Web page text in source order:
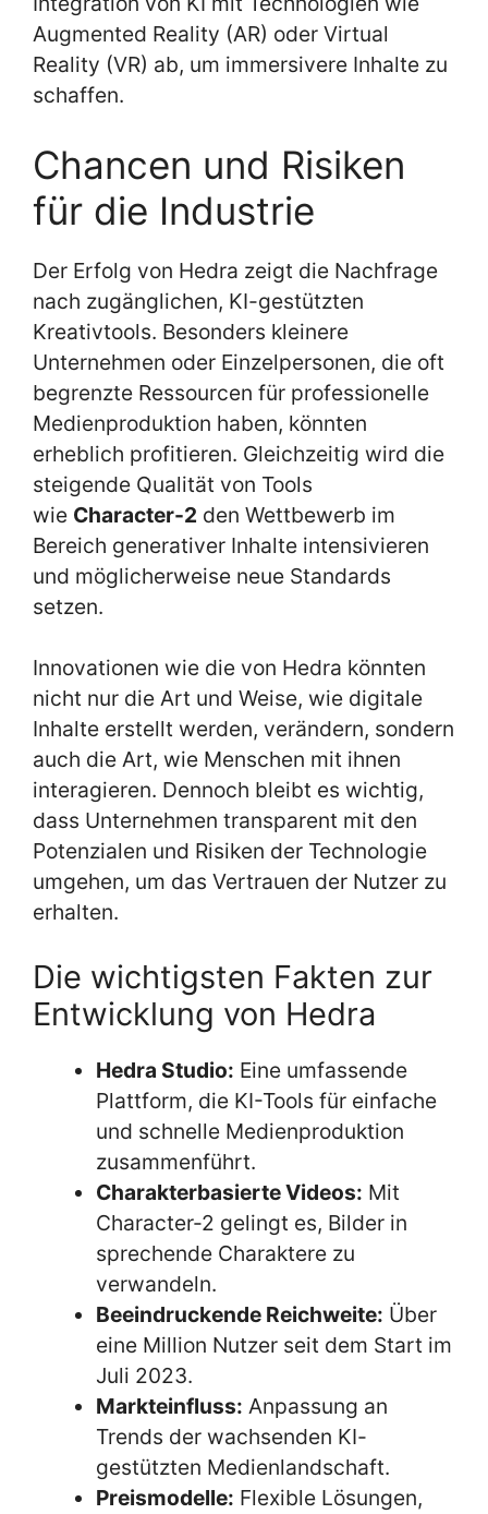
Augmented Reality (AR) oder Virtual
Reality (VR) ab, um immersivere Inhalte zu
schaffen.
Chancen und Risiken
für die Industrie
Der Erfolg von Hedra zeigt die Nachfrage
nach zugänglichen, KI-gestützten
Kreativtools. Besonders kleinere
Unternehmen oder Einzelpersonen, die oft
begrenzte Ressourcen für professionelle
Medienproduktion haben, könnten
erheblich profitieren. Gleichzeitig wird die
steigende Qualität von Tools
wie Character-2 den Wettbewerb im
Bereich generativer Inhalte intensivieren
und möglicherweise neue Standards
setzen.
Innovationen wie die von Hedra könnten
nicht nur die Art und Weise, wie digitale
Inhalte erstellt werden, verändern, sondern
auch die Art, wie Menschen mit ihnen
interagieren. Dennoch bleibt es wichtig,
dass Unternehmen transparent mit den
Potenzialen und Risiken der Technologie
umgehen, um das Vertrauen der Nutzer zu
erhalten.
Die wichtigsten Fakten zur
Entwicklung von Hedra
Hedra Studio: Eine umfassende
Plattform, die KI-Tools für einfache
und schnelle Medienproduktion
zusammenführt.
Charakterbasierte Videos: Mit
Character-2 gelingt es, Bilder in
sprechende Charaktere zu
verwandeln.
Beeindruckende Reichweite: Über
eine Million Nutzer seit dem Start im
Juli 2023.
Markteinfluss: Anpassung an
Trends der wachsenden KI-
gestützten Medienlandschaft.
Preismodelle: Flexible Lösungen,